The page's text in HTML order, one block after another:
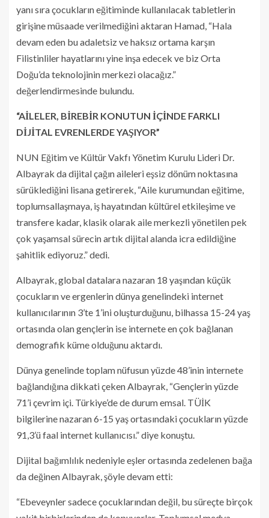
yanı sıra çocukların eğitiminde kullanılacak tabletlerin
girişine müsaade verilmediğini aktaran Hamad, “Hala
devam eden bu adaletsiz ve haksız ortama karşın
Filistinliler hayatlarını yine inşa edecek ve biz Orta
Doğu’da teknolojinin merkezi olacağız.”
değerlendirmesinde bulundu.
“AİLELER, BİREBİR KONUTUN İÇİNDE FARKLI
DİJİTAL EVRENLERDE YAŞIYOR”
NUN Eğitim ve Kültür Vakfı Yönetim Kurulu Lideri Dr.
Albayrak da dijital çağın aileleri eşsiz dönüm noktasına
sürüklediğini lisana getirerek, “Aile kurumundan eğitime,
toplumsallaşmaya, iş hayatından kültürel etkileşime ve
transfere kadar, klasik olarak aile merkezli yönetilen pek
çok yaşamsal sürecin artık dijital alanda icra edildiğine
şahitlik ediyoruz.” dedi.
Albayrak, global datalara nazaran 18 yaşından küçük
çocukların ve ergenlerin dünya genelindeki internet
kullanıcılarının 3’te 1’ini oluşturduğunu, bilhassa 15-24 yaş
ortasında olan gençlerin ise internete en çok bağlanan
demografik küme olduğunu aktardı.
Dünya genelinde toplam nüfusun yüzde 48’inin internete
bağlandığına dikkati çeken Albayrak, “Gençlerin yüzde
71’i çevrim içi. Türkiye’de de durum emsal. TÜİK
bilgilerine nazaran 6-15 yaş ortasındaki çocukların yüzde
91,3’ü faal internet kullanıcısı.” diye konuştu.
Dijital bağımlılık nedeniyle eşler ortasında zedelenen bağa
da değinen Albayrak, şöyle devam etti:
“Ebeveynler sadece çocuklarından değil, bu süreçte birçok